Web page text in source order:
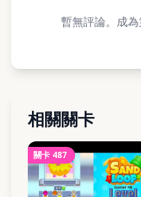
暫無評論。成
相關關卡
關卡 487